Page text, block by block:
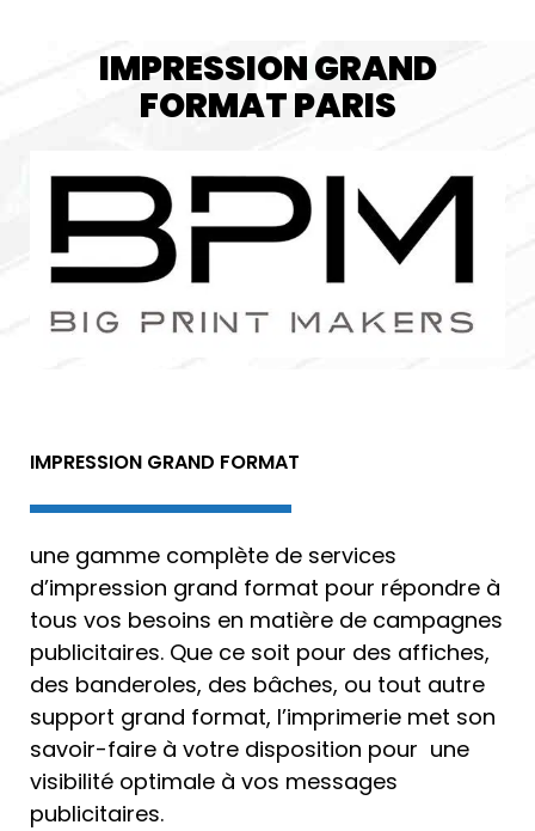
IMPRESSION GRAND
FORMAT PARIS
IMPRESSION GRAND FORMAT
une gamme complète de services
d’impression grand format pour répondre à
tous vos besoins en matière de campagnes
publicitaires. Que ce soit pour des affiches,
des banderoles, des bâches, ou tout autre
support grand format, l’imprimerie met son
savoir-faire à votre disposition pour une
visibilité optimale à vos messages
publicitaires.